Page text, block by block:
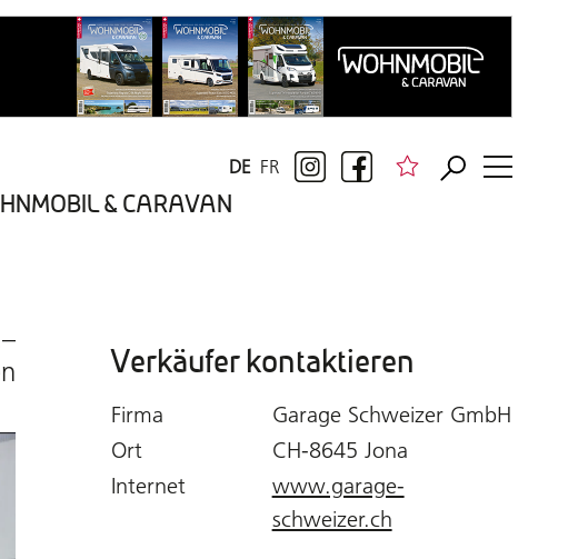
& CARAVAN
FR
DE
Verkäufer kontaktieren
Firma
Garage Schweizer GmbH
Ort
CH-8645 Jona
Internet
www.garage-
schweizer.ch